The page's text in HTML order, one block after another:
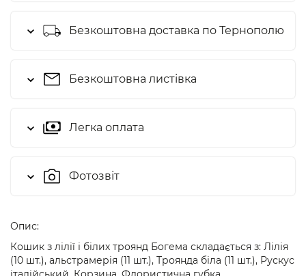
Безкоштовна доставка по Тернополю
Безкоштовна листівка
Легка оплата
Фотозвіт
Опис:
Кошик з лілії і білих троянд Богема складається з: Лілія
(10 шт.), альстрамерія (11 шт.), Троянда біла (11 шт.), Рускус